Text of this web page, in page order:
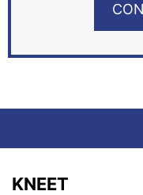
KNEET